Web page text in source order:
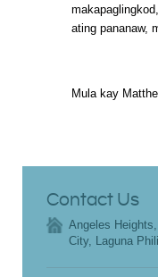
ating pananaw,
Mula kay
Contact Us
Angeles
City, Laguna